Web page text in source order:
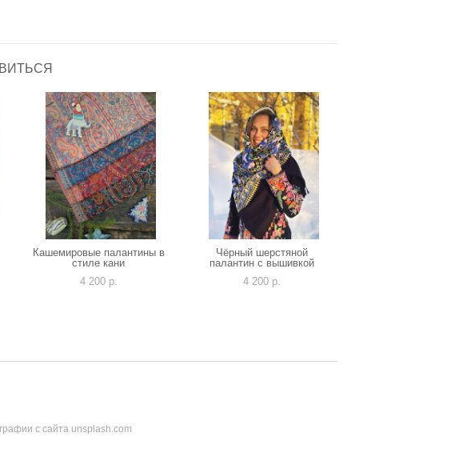
Кашемировые палантины в
стиле кани
4 200 p.
Чёрный шерстяной
палантин с вышивкой
4 200 p.
с сайта unsplash.com